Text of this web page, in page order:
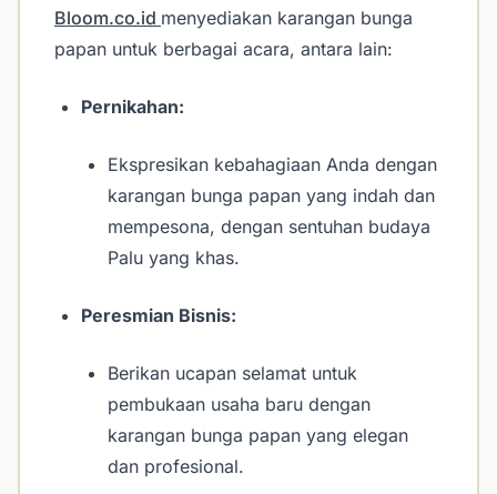
Bloom.co.id menyediakan karangan bunga
papan untuk berbagai acara, antara lain:
Pernikahan:
Ekspresikan kebahagiaan Anda dengan
karangan bunga papan yang indah dan
mempesona, dengan sentuhan budaya
Palu yang khas.
Peresmian Bisnis:
Berikan ucapan selamat untuk
pembukaan usaha baru dengan
karangan bunga papan yang elegan
dan profesional.